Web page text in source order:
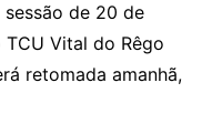
de 20 de
Vital do Rêgo
retomada amanhã,